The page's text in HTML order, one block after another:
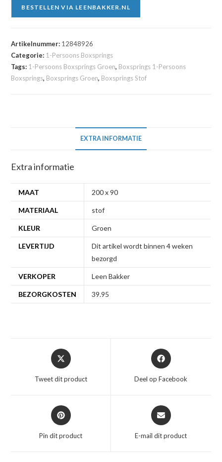
BESTELLEN VIA LEENBAKKER.NL
Artikelnummer: 12848926
Categorie: 1-Persoons Boxsprings
Tags: 1-Persoons Boxsprings Groen, Boxsprings 1-Persoons
Boxsprings, Boxsprings Groen, Boxsprings Stof
EXTRA INFORMATIE
Extra informatie
MAAT 200 x 90
MATERIAAL stof
KLEUR Groen
LEVERTIJD
Dit artikel wordt binnen 4 weken
bezorgd
VERKOPER Leen Bakker
BEZORGKOSTEN 39.95
Opent
in
nieuw
Tweet dit product
Opent
in
nieuw
Deel op Facebook
Opent
in
nieuw
Pin dit product
Opent
in
nieuw
E-mail dit product